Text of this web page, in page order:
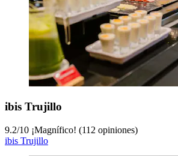
ibis Trujillo
9.2/10 ¡Magnífico! (112 opiniones)
ibis Trujillo